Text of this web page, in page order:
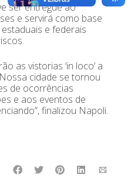
ser entregue ao
e servirá como base
e federais
as vistorias ‘in loco’ a
cidade se tornou
de ocorrências
e aos eventos de
finalizou Napoli.